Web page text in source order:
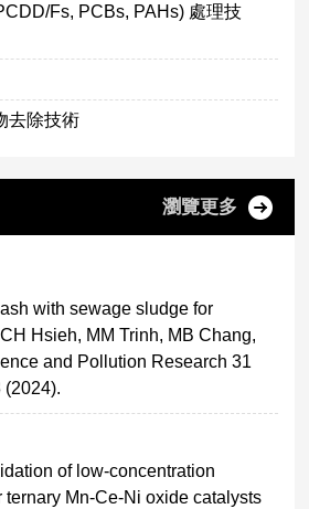
Fs, PCBs, PAHs) 處理技
去除技術
瀏覽更多
with sewage sludge for
Hsieh, MM Trinh, MB Chang,
and Pollution Research 31
(2024).
of low-concentration
ternary Mn-Ce-Ni oxide catalysts